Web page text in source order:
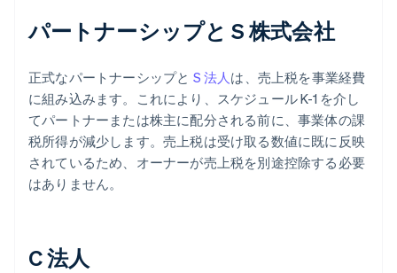
パートナーシップと S 株式会社
正式なパートナーシップと S 法人は、売上税を事業経費
に組み込みます。これにより、スケジュール K-1 を介し
てパートナーまたは株主に配分される前に、事業体の課
税所得が減少します。売上税は受け取る数値に既に反映
されているため、オーナーが売上税を別途控除する必要
はありません。
C 法人